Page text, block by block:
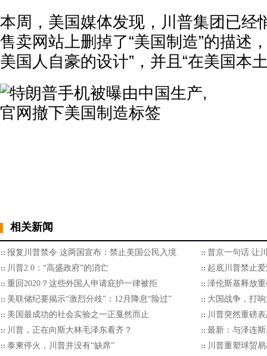
本周，美国媒体发现，川普集团已经
售卖网站上删掉了“美国制造”的描述
美国人自豪的设计”，并且“在美国本
相关新闻
报复川普禁令 这两国宣布：禁止美国公民入境
普京一句话 让
川普2.0：“高盛政府”的消亡
起底川普禁止
重回2020？这些外国人申请庇护一律被拒
泽伦斯基释放
美联储纪要揭示“激烈分歧”：12月降息“险过”
大国战争，打
美国最成功的社会实验之一正戛然而止
川普突然重磅
川普，正在向斯大林毛泽东看齐？
最新：与泽连
泰柬停火，川普并没有“缺席”
川普重塑球贸